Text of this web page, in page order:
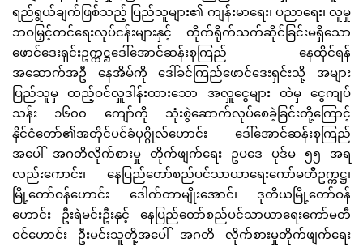
ရည်ရွယ်ချက်ဖြစ်သည့် ပြည်သူများ၏ ကျန်းမာရေး၊ ပညာရေး၊ လူမှု
ဘဝမြှင့်တင်ရေးလုပ်ငန်းများနှင့် တိုက်ရိုက်သက်ဆိုင်ခြင်းမရှိသော
ဖောင်ဒေးရှင်းဥက္ကဋ္ဌဒေါ်အောင်ဆန်းစုကြည် နေထိုင်ရန်
အဆောက်အဦ နေအိမ်ကို ဒေါ်ခင်ကြည်ဖောင်ဒေးရှင်းသို့ အများ
ပြည်သူမှ ထည့်ဝင်လှူဒါန်းထားသော အလှူငွေများ ထဲမှ ငွေကျပ်
သန်း ၁၆၀၀ ကျော်ကို သုံးစွဲဆောက်လုပ်စေခဲ့ခြင်းတို့ကြောင့်
နိုင်ငံတော်၏အတိုင်ပင်ခံပုဂ္ဂိုလ်ဟောင်း ဒေါ်အောင်ဆန်းစုကြည်
အပေါ် အဂတိလိုက်စားမှု တိုက်ဖျက်ရေး ဥပဒေ ပုဒ်မ ၅၅ အရ
လည်းကောင်း၊ နေပြည်တော်စည်ပင်သာယာရေးကော်မတီဥက္ကဋ္ဌ၊
မြို့တော်ဝန်ဟောင်း ဒေါက်တာမျိုးအောင်၊ ဒုတိယမြို့တော်ဝန်
ဟောင်း ဦးရဲမင်းဦးနှင့် နေပြည်တော်စည်ပင်သာယာရေးကော်မတီ
ဝင်ဟောင်း ဦးမင်းသူတို့အပေါ် အဂတိ လိုက်စားမှုတိုက်ဖျက်ရေး